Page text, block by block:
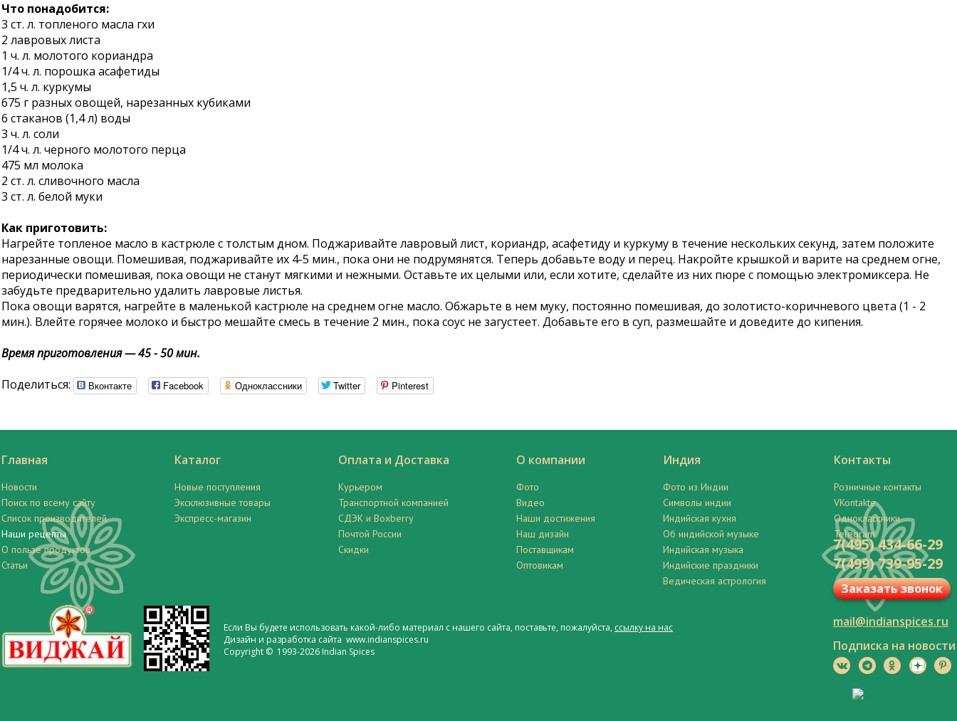
Что понадобится:
3 ст. л. топленого масла гхи
2 лавровых листа
1 ч. л. молотого кориандра
1/4 ч. л. порошка асафетиды
1,5 ч. л. куркумы
675 г разных овощей, нарезанных кубиками
6 стаканов (1,4 л) воды
3 ч. л. соли
1/4 ч. л. черного молотого перца
475 мл молока
2 ст. л. сливочного масла
3 ст. л. белой муки
Как приготовить:
Нагрейте топленое масло в кастрюле с толстым дном. Поджаривайте лавровый лист, кориандр, асафетиду и куркуму в течение нескольких секунд, затем положите
нарезанные овощи. Помешивая, поджаривайте их 4-5 мин., пока они не подрумянятся. Теперь добавьте воду и перец. Накройте крышкой и варите на среднем огне,
периодически помешивая, пока овощи не станут мягкими и нежными. Оставьте их целыми или, если хотите, сделайте из них пюре с помощью электромиксера. Не
забудьте предварительно удалить лавровые листья.
Пока овощи варятся, нагрейте в маленькой кастрюле на среднем огне масло. Обжарьте в нем муку, постоянно помешивая, до золотисто-коричневого цвета (1 - 2
мин.). Влейте горячее молоко и быстро мешайте смесь в течение 2 мин., пока соус не загустеет. Добавьте его в суп, размешайте и доведите до кипения.
Время приготовления — 45 - 50 мин.
Поделиться:
Вконтакте Facebook Одноклассники Twitter Pinterest
Главная
Новости
Поиск по всему сайту
Список производителей
Наши рецепты
О пользе продуктов
Статьи
Каталог
Новые поступления
Эксклюзивные товары
Экспресс-магазин
Оплата и Доставка
Курьером
Транспортной компанией
СДЭК и Boxberry
Почтой России
Скидки
О компании
Фото
Видео
Наши достижения
Наш дизайн
Поставщикам
Оптовикам
Индия
Фото из Индии
Символы индии
Индийская кухня
Об индийской музыке
Индийская музыка
Индийские праздники
Ведическая астрология
Контакты
Розничные контакты
VKontakte
Одноклассники
Telegram
Если Вы будете использовать какой-либо материал с нашего сайта, поставьте, пожалуйста, ссылку на нас
Дизайн и разработка сайта www.indianspices.ru
Copyright © 1993-2026 Indian Spices
7(495) 434-66-29
7(499) 739-95-29
Заказать звонок
mail@indianspices.ru
Подписка на новости